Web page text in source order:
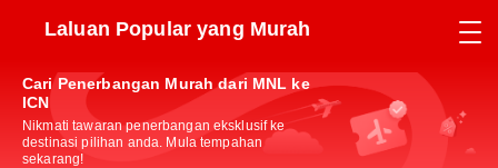
Laluan Popular yang Murah
Cari Penerbangan Murah dari MNL ke
ICN
Nikmati tawaran penerbangan eksklusif ke
destinasi pilihan anda. Mula tempahan
sekarang!